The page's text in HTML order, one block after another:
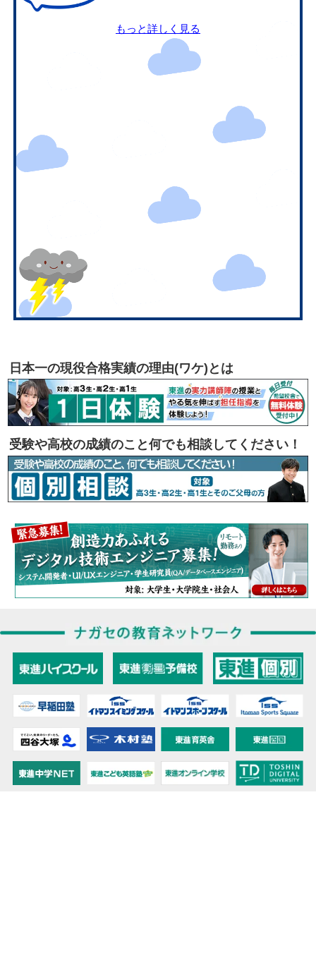
もっと詳しく見る
日本一の現役合格実績の理由(ワケ)とは
受験や高校の成績のこと何でも相談してください！